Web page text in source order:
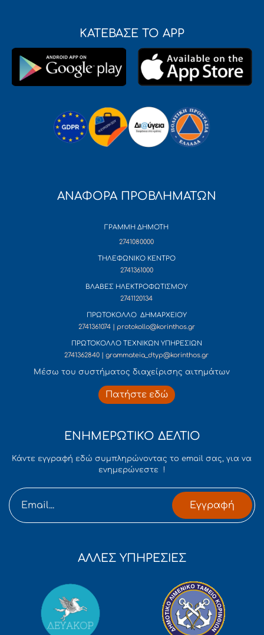
ΚΑΤΕΒΑΣΕ ΤΟ APP
ΑΝΑΦΟΡΑ ΠΡΟΒΛΗΜΑΤΩΝ
ΓΡΑΜΜΗ ΔΗΜΟΤΗ
2741080000
ΤΗΛΕΦΩΝΙΚΟ ΚΕΝΤΡΟ
2741361000
ΒΛΑΒΕΣ ΗΛΕΚΤΡΟΦΩΤΙΣΜΟΥ
2741120134
ΠΡΩΤΟΚΟΛΛΟ ΔΗΜΑΡΧΕΙΟΥ
2741361074 | protokollo@korinthos.gr
ΠΡΩΤΟΚΟΛΛΟ ΤΕΧΝΙΚΩΝ ΥΠΗΡΕΣΙΩΝ
2741362840 | grammateia_dtyp@korinthos.gr
Mέσω του συστήματος διαχείρισης αιτημάτων
Πατήστε εδώ
ΕΝΗΜΕΡΩΤΙΚΟ ΔΕΛΤΙΟ
Κάντε εγγραφή εδώ συμπληρώνοντας το email σας, για να
ενημερώνεστε !
Εγγραφή
ΑΛΛΕΣ ΥΠΗΡΕΣΙΕΣ